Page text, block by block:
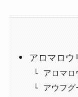
アロマロウ
アロマロ
アウフグ